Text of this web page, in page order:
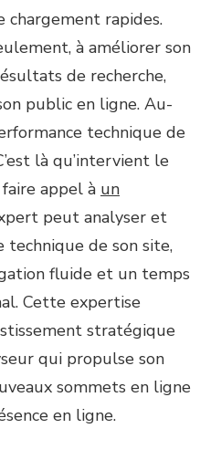
chargement rapides.
à améliorer son
de recherche,
public en ligne. Au-
technique de
là qu’intervient le
appel à un
peut analyser et
de son site,
fluide et un temps
Cette expertise
stratégique
qui propulse son
sommets en ligne
en ligne.